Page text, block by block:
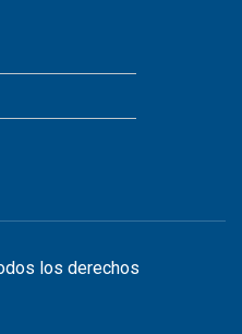
los derechos